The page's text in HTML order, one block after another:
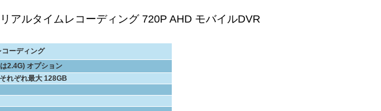
アルタイムレコーディング 720P AHD モバイルDVR
ーディング
2.4G) オプション
れぞれ最大 128GB